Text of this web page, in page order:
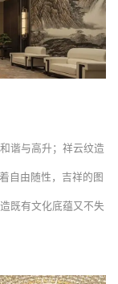
谐与高升；祥云纹造
自由随性，吉祥的图
既有文化底蕴又不失